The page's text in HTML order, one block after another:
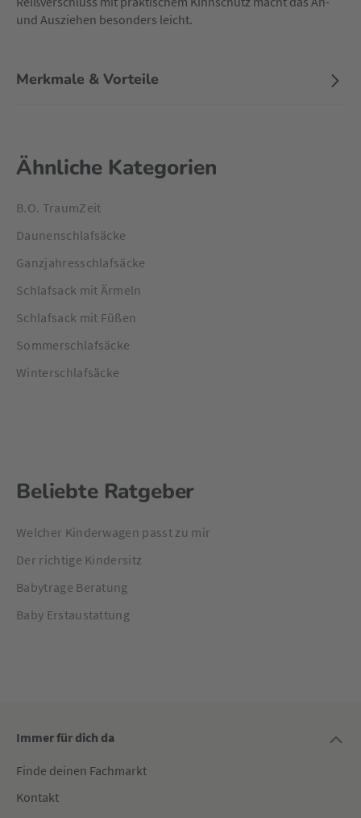
und Ausziehen besonders leicht.
Merkmale & Vorteile
Ähnliche Kategorien
B.O. TraumZeit
Daunenschlafsäcke
Ganzjahresschlafsäcke
Schlafsack mit Ärmeln
Schlafsack mit Füßen
Sommerschlafsäcke
Winterschlafsäcke
Beliebte Ratgeber
Welcher Kinderwagen passt zu mir
Der richtige Kindersitz
Babytrage Beratung
Baby Erstaustattung
Immer für dich da
Finde deinen Fachmarkt
Kontakt